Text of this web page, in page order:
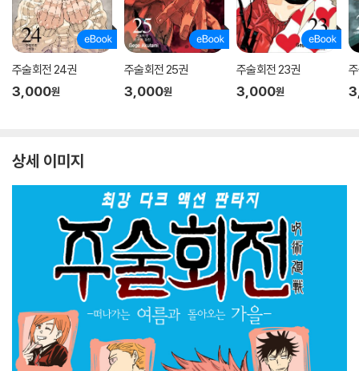
주술회전 24권
3,000원
주술회전 25권
3,000원
주술회전 23권
3,000원
상세 이미지